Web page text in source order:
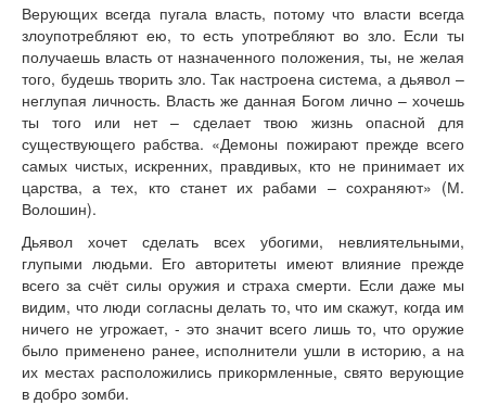
Верующих всегда пугала власть, потому что власти всегда
злоупотребляют ею, то есть употребляют во зло. Если ты
получаешь власть от назначенного положения, ты, не желая
того, будешь творить зло. Так настроена система, а дьявол –
неглупая личность. Власть же данная Богом лично – хочешь
ты того или нет – сделает твою жизнь опасной для
существующего рабства. «Демоны пожирают прежде всего
самых чистых, искренних, правдивых, кто не принимает их
царства, а тех, кто станет их рабами – сохраняют» (М.
Волошин).
Дьявол хочет сделать всех убогими, невлиятельными,
глупыми людьми. Его авторитеты имеют влияние прежде
всего за счёт силы оружия и страха смерти. Если даже мы
видим, что люди согласны делать то, что им скажут, когда им
ничего не угрожает, - это значит всего лишь то, что оружие
было применено ранее, исполнители ушли в историю, а на
их местах расположились прикормленные, свято верующие
в добро зомби.